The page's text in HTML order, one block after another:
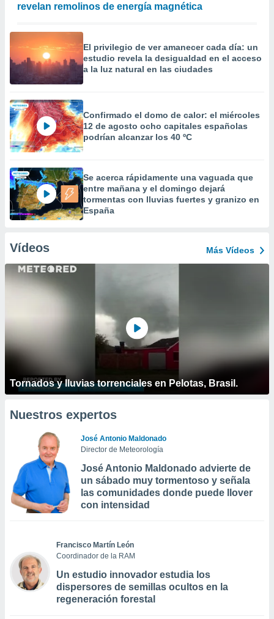
revelan remolinos de energía magnética
El privilegio de ver amanecer cada día: un
estudio revela la desigualdad en el acceso
a la luz natural en las ciudades
Confirmado el domo de calor: el miércoles
12 de agosto ocho capitales españolas
podrían alcanzar los 40 ºC
Se acerca rápidamente una vaguada que
entre mañana y el domingo dejará
tormentas con lluvias fuertes y granizo en
España
Vídeos Más Vídeos
Tornados y lluvias torrenciales en Pelotas, Brasil.
Nuestros expertos
José Antonio Maldonado
Director de Meteorología
José Antonio Maldonado advierte de
un sábado muy tormentoso y señala
las comunidades donde puede llover
con intensidad
Francisco Martín León
Coordinador de la RAM
Un estudio innovador estudia los
dispersores de semillas ocultos en la
regeneración forestal